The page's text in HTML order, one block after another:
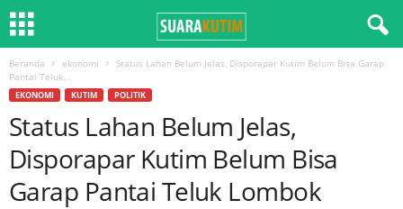
Beranda ekonomi
Status Lahan Belum Jelas, Disporapar Kutim Belum Bisa Garap
Pantai Teluk...
EKONOMI KUTIM POLITIK
Status Lahan Belum Jelas,
Disporapar Kutim Belum Bisa
Garap Pantai Teluk Lombok